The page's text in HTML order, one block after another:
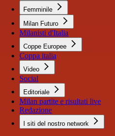
Femminile
Milan Futuro
Milanisti d'Italia
Coppe Europee
Coppa italia
Video
Social
Editoriale
Milan partite e risultati live
Redazione
I siti del nostro network